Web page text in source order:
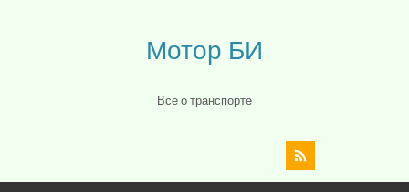
Мотор БИ
Все о транспорте